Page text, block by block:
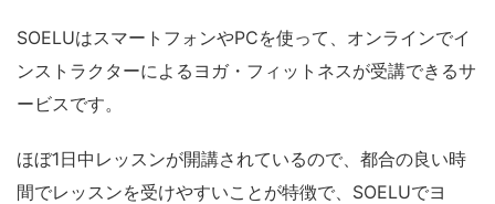
SOELUはスマートフォンやPCを使って、オンラインでイ
ンストラクターによるヨガ・フィットネスが受講できるサ
ービスです。
ほぼ1日中レッスンが開講されているので、都合の良い時
間でレッスンを受けやすいことが特徴で、SOELUでヨ